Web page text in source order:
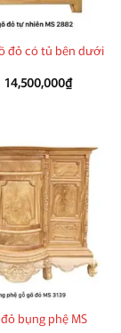
đỏ có tủ bên dưới
Giá
gốc
14,500,000₫Giá
hiện
bụng phệ MS